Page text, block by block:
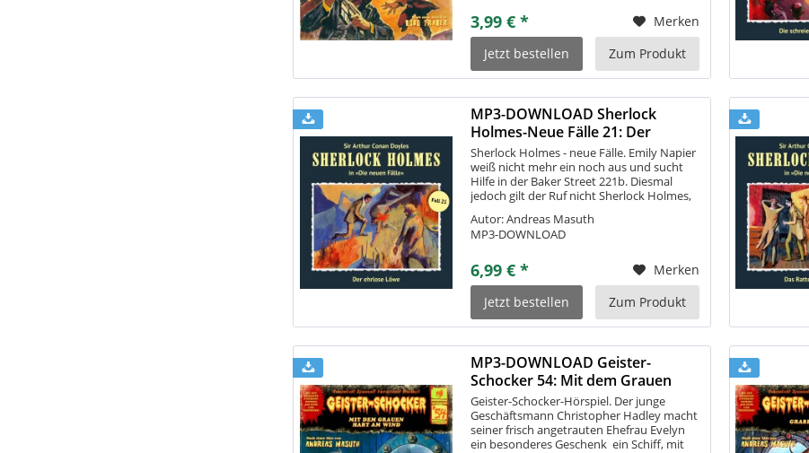
3,99 € *
Merken
Jetzt bestellen
Zum Produkt
MP3-DOWNLOAD Sherlock
Holmes-Neue Fälle 21: Der
ehrlose Löwe
Sherlock Holmes - neue Fälle. Emily Napier
weiß nicht mehr ein noch aus und sucht
Hilfe in der Baker Street 221b. Diesmal
jedoch gilt der Ruf nicht Sherlock Holmes,
Als er hört, dass das Leben von...
Autor: Andreas Masuth
MP3-DOWNLOAD
6,99 € *
Merken
Jetzt bestellen
Zum Produkt
MP3-DOWNLOAD Geister-
Schocker 54: Mit dem Grauen
hart am Wind
Geister-Schocker-Hörspiel. Der junge
Geschäftsmann Christopher Hadley macht
seiner frisch angetrauten Ehefrau Evelyn
ein besonderes Geschenk  ein Schiff, mit